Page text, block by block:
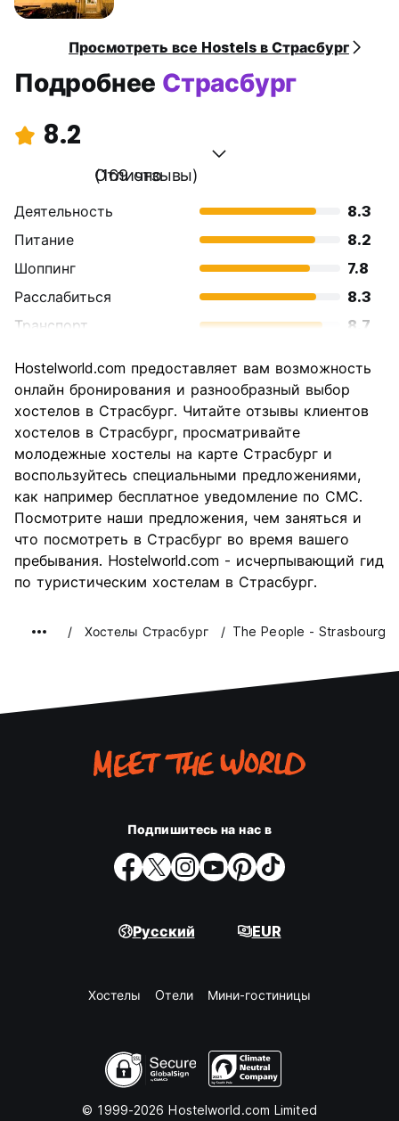
Просмотреть все Hostels в Страсбург
Подробнее Страсбург
8.2
Отлично
(169 отзывы)
Деятельность
8.3
Питание
8.2
Шоппинг
7.8
Расслабиться
8.3
Транспорт
8.7
достопримечательностей
8.8
Культура
8.9
Ночная жизнь
Соотношение цены и
качества
7.5
Hostelworld.com предоставляет вам возможность
онлайн бронирования и разнообразный выбор
хостелов в Страсбург. Читайте отзывы клиентов
хостелов в Страсбург, просматривайте
молодежные хостелы на карте Страсбург и
воспользуйтесь специальными предложениями,
как например бесплатное уведомление по СМС.
Посмотрите наши предложения, чем заняться и
что посмотреть в Страсбург во время вашего
пребывания. Hostelworld.com - исчерпывающий гид
по туристическим хостелам в Страсбург.
Хостелы Страсбург The People - Strasbourg
Подпишитесь на нас в
Русский EUR
Хостелы Oтели Мини-гостиницы
© 1999-2026 Hostelworld.com Limited